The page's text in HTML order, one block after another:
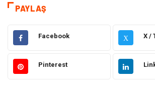
Hizmet
Hukuk Emlak
Otomotiv Sağlıklı
PAYLAŞ
Facebook X X /
Pinterest